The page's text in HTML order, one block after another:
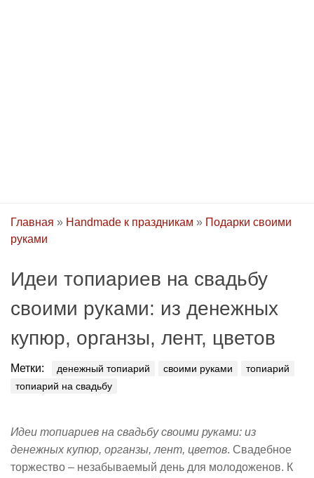
Главная » Handmade к праздникам » Подарки своими
руками
Идеи топиариев на свадьбу
своими руками: из денежных
купюр, органзы, лент, цветов
Метки: денежный топиарий своими руками
топиарий
топиарий на свадьбу
Идеи топиариев на свадьбу своими руками: из
денежных купюр, органзы, лент, цветов. Свадебное
торжество – незабываемый день для молодоженов. К